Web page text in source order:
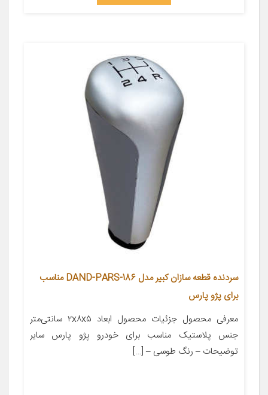
سردنده قطعه سازان کبیر مدل DAND-PARS-186 مناسب
برای پژو پارس
معرفی محصول جزئیات محصول ابعاد ۲x۸x۵ سانتی‌متر
جنس پلاستیک مناسب برای خودرو پژو پارس سایر
توضیحات – رنگ طوسی – […]